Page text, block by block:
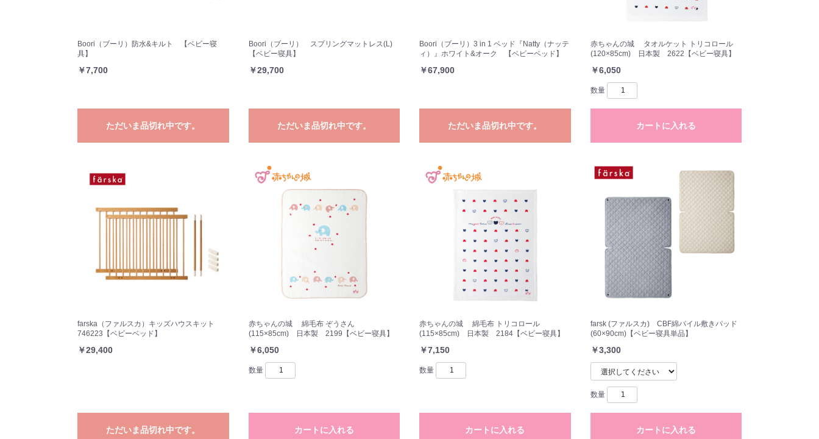
Boori（ブーリ）防水&キルト 【ベビー寝
具】
￥7,700
ただいま品切れ中です。
Boori（ブーリ） スプリングマットレス(L)
【ベビー寝具】
￥29,700
ただいま品切れ中です。
Boori（ブーリ）3 in 1 ベッド『Natty（ナッテ
ィ）』ホワイト&オーク 【ベビーベッド】
￥67,900
ただいま品切れ中です。
赤ちゃんの城 タオルケット トリコロール
(120×85cm) 日本製 2622【ベビー寝具】
￥6,050
数量
カートに入れる
farska（ファルスカ）キッズハウスキット
746223【ベビーベッド】
￥29,400
ただいま品切れ中です。
赤ちゃんの城 綿毛布 ぞうさん
(115×85cm) 日本製 2199【ベビー寝具】
￥6,050
数量
カートに入れる
赤ちゃんの城 綿毛布 トリコロール
(115×85cm) 日本製 2184【ベビー寝具】
￥7,150
数量
カートに入れる
farsk (ファルスカ) CBF綿パイル敷きパッド
(60×90cm)【ベビー寝具単品】
￥3,300
数量
カートに入れる